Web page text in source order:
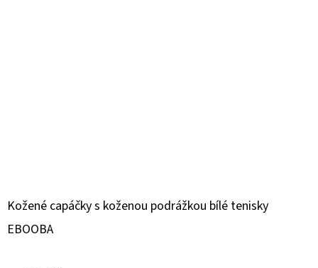
Kožené capáčky s koženou podrážkou bílé tenisky
EBOOBA